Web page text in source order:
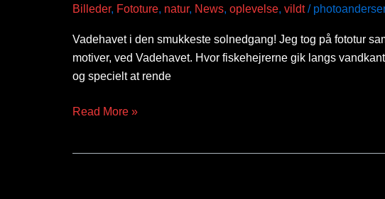
Billeder, Fototure, natur, News, oplevelse, vildt/
Vadehavet i den smukkeste solnedgang! Jeg tog på fototur
motiver, ved Vadehavet. Hvor fiskehejrerne gik langs
og specielt at rende
Read More »